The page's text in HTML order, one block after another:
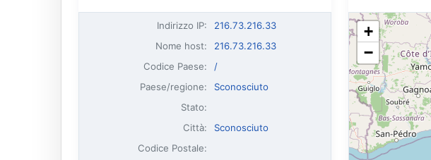
Indirizzo IP:
216.73.216.33
Nome host:
216.73.216.33
Codice Paese:
/
Paese/regione:
Sconosciuto
Stato:
Città:
Sconosciuto
Codice Postale:
+
−